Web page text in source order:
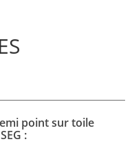
point sur toile
: